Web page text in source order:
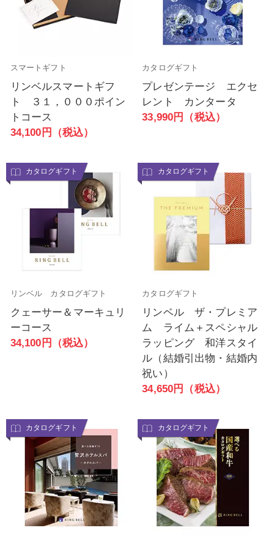
スマートギフト
リンベルスマートギフ
ト ３１，０００ポイン
トコース
34,100円（税込）
カタログギフト
プレゼンテージ エクセ
レント カンタータ
33,990円（税込）
カタログギフト
リンベル カタログギフト
クェーサー＆マーキュリ
ーコース
34,100円（税込）
カタログギフト
カタログギフト
リンベル ザ・プレミア
ム ライム＋スペシャル
ラッピング 和洋スタイ
ル（結婚引出物・結婚内
祝い）
34,650円（税込）
カタログギフト カタログギフト